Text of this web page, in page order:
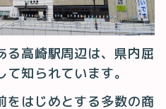
る高崎駅周辺は、県内屈
知られています。
をはじめとする多数の商